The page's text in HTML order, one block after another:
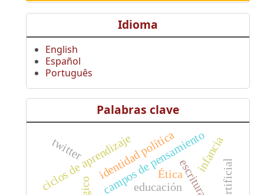
Idioma
English
Español
Português
Palabras clave
educación
campos de pensamiento
ciclos de aprendizajeidentidad políticaescritura
twitter infancia
Ética